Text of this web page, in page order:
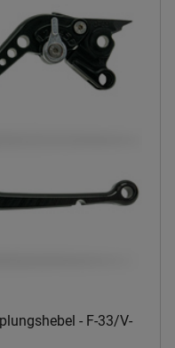
- F-33/V-